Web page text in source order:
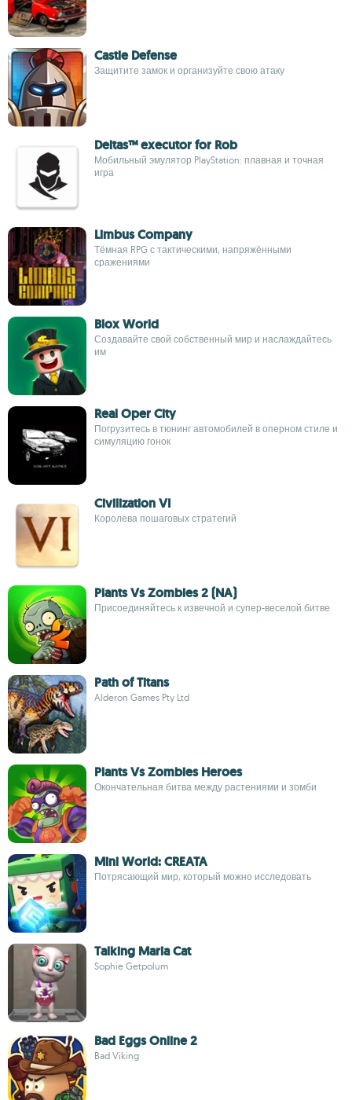
Castle Defense
Защитите замок и организуйте свою атаку
Deltas™ executor for Rob
Мобильный эмулятор PlayStation: плавная и точная
игра
Limbus Company
Тёмная RPG с тактическими, напряжёнными
сражениями
Blox World
Создавайте свой собственный мир и наслаждайтесь
им
Real Oper City
Погрузитесь в тюнинг автомобилей в оперном стиле и
симуляцию гонок
Civilization VI
Королева пошаговых стратегий
Plants Vs Zombies 2 (NA)
Присоединяйтесь к извечной и супер-веселой битве
Path of Titans
Alderon Games Pty Ltd
Plants Vs Zombies Heroes
Окончательная битва между растениями и зомби
Mini World: CREATA
Потрясающий мир, который можно исследовать
Talking Maria Cat
Sophie Getpolum
Bad Eggs Online 2
Bad Viking